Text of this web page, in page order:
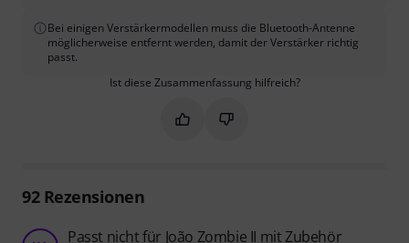
Bei einigen Verstärkermodellen muss die Bluetooth-Antenne
möglicherweise entfernt werden, damit der Verstärker richtig
passt.
Ist diese Zusammenfassung hilfreich?
Markieren Sie diese
Markieren Sie diese
92Rezensionen
Passt nicht für João Zombie II mit Zubehör